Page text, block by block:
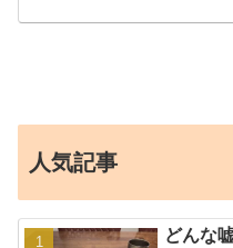
人気記事
どんな